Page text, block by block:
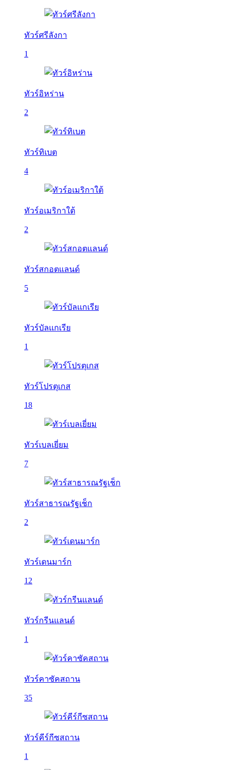
ทัวร์ศรีลังกา
1
ทัวร์อิหร่าน
2
ทัวร์ทิเบต
4
ทัวร์อเมริกาใต้
2
ทัวร์สกอตแลนด์
5
ทัวร์บัลเเกเรีย
1
ทัวร์โปรตุเกส
18
ทัวร์เบลเยี่ยม
7
ทัวร์สาธารณรัฐเช็ก
2
ทัวร์เดนมาร์ก
12
ทัวร์กรีนแลนด์
1
ทัวร์คาซัคสถาน
35
ทัวร์คีร์กีซสถาน
1